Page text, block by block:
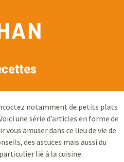
notamment de petits plats
une série d’articles en forme de
vous amuser dans ce lieu de vie de
des astuces mais aussi du
lié à la cuisine.